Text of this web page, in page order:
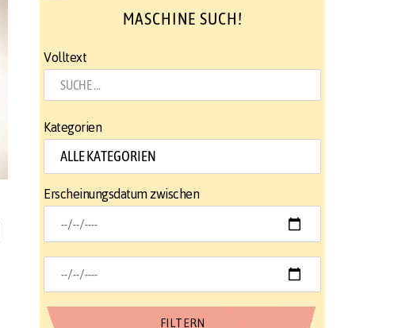
MASCHINE SUCH!
Volltext
Kategorien
Erscheinungsdatum zwischen